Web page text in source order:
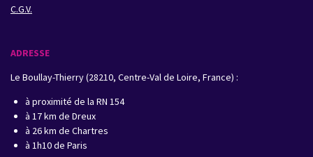
C.G.V.
ADRESSE
Le Boullay-Thierry (28210, Centre-Val de Loire, France) :
à proximité de la RN 154
à 17 km de Dreux
à 26 km de Chartres
à 1h10 de Paris